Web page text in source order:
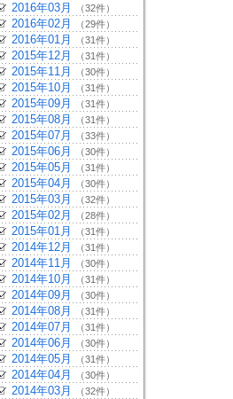
2016年03月 （32件）
2016年02月 （29件）
2016年01月 （31件）
2015年12月 （31件）
2015年11月 （30件）
2015年10月 （31件）
2015年09月 （31件）
2015年08月 （31件）
2015年07月 （33件）
2015年06月 （30件）
2015年05月 （31件）
2015年04月 （30件）
2015年03月 （32件）
2015年02月 （28件）
2015年01月 （31件）
2014年12月 （31件）
2014年11月 （30件）
2014年10月 （31件）
2014年09月 （30件）
2014年08月 （31件）
2014年07月 （31件）
2014年06月 （30件）
2014年05月 （31件）
2014年04月 （30件）
2014年03月 （32件）